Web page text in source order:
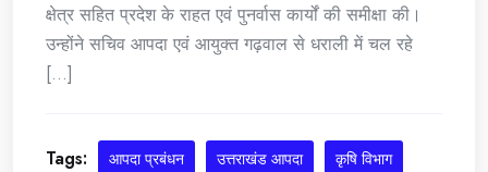
क्षेत्र सहित प्रदेश के राहत एवं पुनर्वास कार्यों की समीक्षा की।
उन्होंने सचिव आपदा एवं आयुक्त गढ़वाल से धराली में चल रहे
[...]
Tags: आपदा प्रबंधन उत्तराखंड आपदा कृषि विभाग